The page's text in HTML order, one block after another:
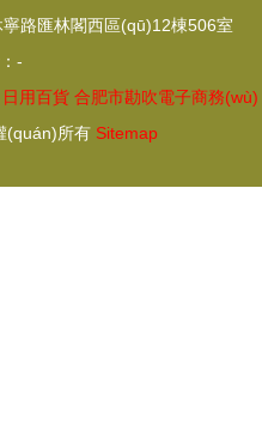
路匯林閣西區(qū)12棟506室
-
日用百貨 合肥市勘吹電子商務(wù)
(quán)所有 Sitemap